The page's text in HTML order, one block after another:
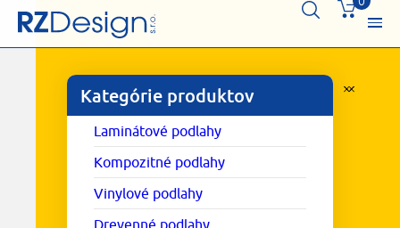
Kategórie produktov
Laminátové podlahy
Kompozitné podlahy
Vinylové podlahy
Drevenné podlahy